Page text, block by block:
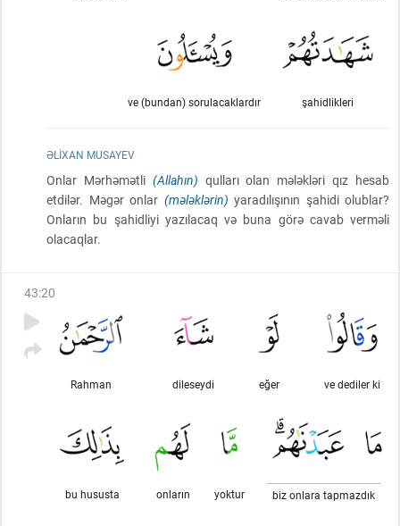
şahidlikleri
ve (bundan) sorulacaklardır
ƏLIXAN MUSAYEV
Onlar Mərhəmətli (Allahın) qulları olan mələkləri qız hesab
etdilər. Məgər onlar (mələklərin) yaradılışının şahidi olublar?
Onların bu şahidliyi yazılacaq və buna görə cavab verməli
olacaqlar.
43:20
ve dediler ki
eğer
dileseydi
Rahman
biz onlara tapmazdık
yoktur
onların
bu hususta